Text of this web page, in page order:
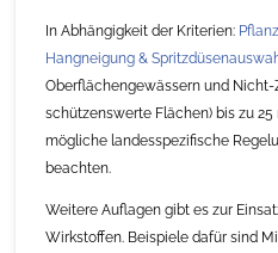
In Abhängigkeit der Kriterien:
Hangneigung &
Oberflächengewässern und
schützenswerte Flächen) bis zu
mögliche landesspezifische
beachten.
Weitere Auflagen gibt es zur
Wirkstoffen. Beispiele dafür sind